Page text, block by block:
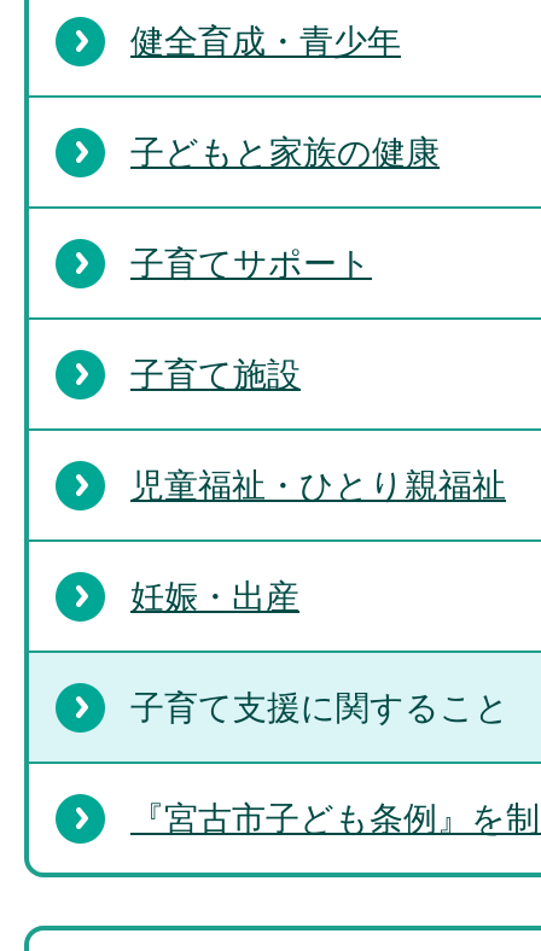
健全育成・青少年
子どもと家族の健康
子育てサポート
子育て施設
児童福祉・ひとり親福祉
妊娠・出産
子育て支援に関すること
『宮古市子ども条例』を